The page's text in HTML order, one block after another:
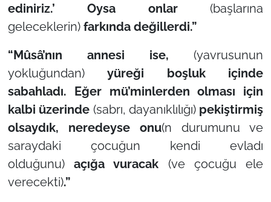
ediniriz.’ Oysa onlar (başlarına
geleceklerin)farkında değillerdi.”
“Mûsâ’nın annesi ise, (yavrusunun
yokluğundan)yüreği boşluk içinde
sabahladı. Eğer mü’minlerden olması için
kalbi üzerinde (sabrı, dayanıklılığı)pekiştirmiş
olsaydık, neredeyse onu(n durumunu ve
saraydaki çocuğun kendi evladı
olduğunu)açığa vuracak (ve çocuğu ele
verecekti).”